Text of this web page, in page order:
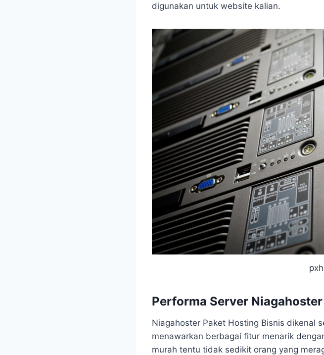
digunakan untuk website kalian.
Performa Server Niagahoster
Niagahoster Paket Hosting Bisnis dikenal
menawarkan berbagai fitur menarik
murah tentu tidak sedikit orang yang